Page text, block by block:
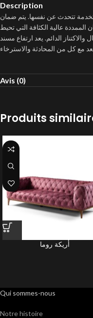
Description
تتحدث عن نفسها. يتم ضمان
الممددة عالية الكثافة التي تحيط
الدائم. يعد ارتفاع مسند
Avis (0)
Produits
أريكة روما
Qui sommes-nous
Notre histoire